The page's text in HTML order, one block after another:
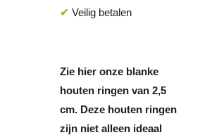
✔ Veilig betalen
Zie hier onze blanke
houten ringen van 2,5
cm. Deze houten ringen
zijn niet alleen ideaal